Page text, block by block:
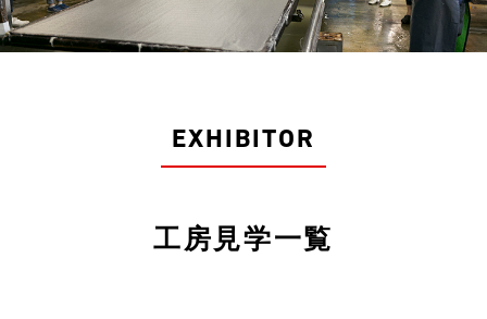
CONTENTS
EXHIBITOREXHIBITOR
工房見学一覧